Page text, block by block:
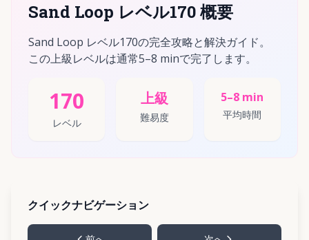
Sand Loop レベル170 概要
Sand Loop レベル170の完全攻略と解決ガイド。
この上級レベルは通常5–8 minで完了します。
170
レベル
上級
難易度
5–8 min
平均時間
クイックナビゲーション